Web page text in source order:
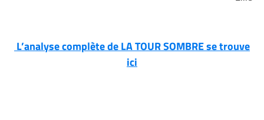
L’analyse complète de LA TOUR SOMBRE se trouve
ici